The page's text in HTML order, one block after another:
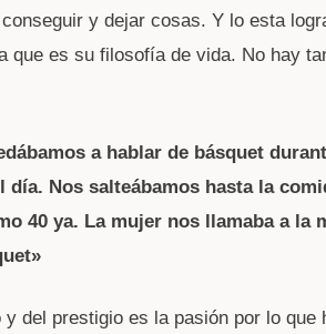
y dejar cosas. Y lo esta
que es su filosofía de vida. No hay
a hablar de básquet
Nos salteábamos hasta la
40 ya. La mujer nos llamaba a la
del prestigio es la pasión por lo que